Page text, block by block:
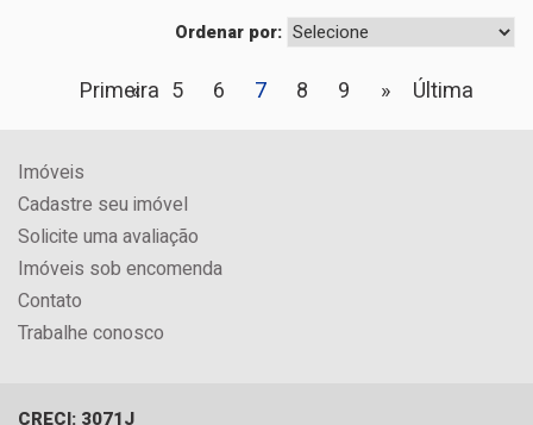
Ordenar por:
Primeira
« 5 6 7 8 9 » Última
Imóveis
Cadastre seu imóvel
Solicite uma avaliação
Imóveis sob encomenda
Contato
Trabalhe conosco
CRECI: 3071J